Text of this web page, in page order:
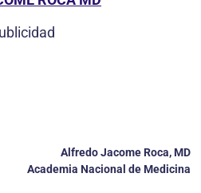
Alfredo Jacome Roca, MD
Academia Nacional de Medicina